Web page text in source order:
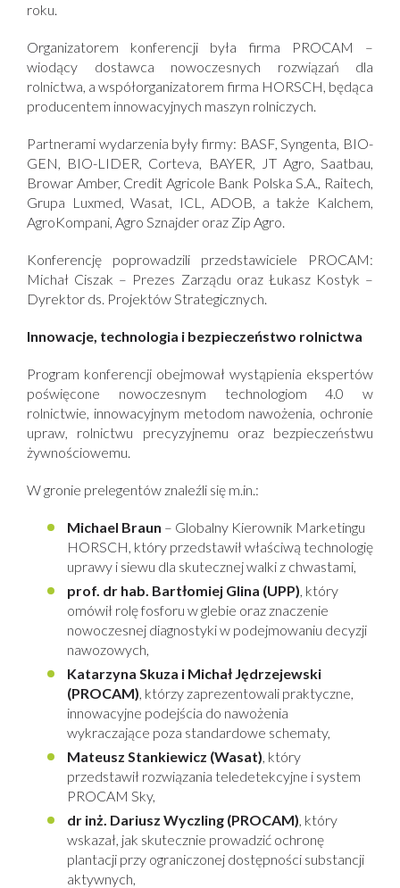
roku.
Organizatorem konferencji była firma PROCAM –
wiodący dostawca nowoczesnych rozwiązań dla
rolnictwa, a współorganizatorem firma HORSCH, będąca
producentem innowacyjnych maszyn rolniczych.
Partnerami wydarzenia były firmy: BASF, Syngenta, BIO-
GEN, BIO-LIDER, Corteva, BAYER, JT Agro, Saatbau,
Browar Amber, Credit Agricole Bank Polska S.A., Raitech,
Grupa Luxmed, Wasat, ICL, ADOB, a także Kalchem,
AgroKompani, Agro Sznajder oraz Zip Agro.
Konferencję poprowadzili przedstawiciele PROCAM:
Michał Ciszak – Prezes Zarządu oraz Łukasz Kostyk –
Dyrektor ds. Projektów Strategicznych.
Innowacje, technologia i bezpieczeństwo rolnictwa
Program konferencji obejmował wystąpienia ekspertów
poświęcone nowoczesnym technologiom 4.0 w
rolnictwie, innowacyjnym metodom nawożenia, ochronie
upraw, rolnictwu precyzyjnemu oraz bezpieczeństwu
żywnościowemu.
W gronie prelegentów znaleźli się m.in.:
Michael Braun – Globalny Kierownik Marketingu
HORSCH, który przedstawił właściwą technologię
uprawy i siewu dla skutecznej walki z chwastami,
prof. dr hab. Bartłomiej Glina (UPP), który
omówił rolę fosforu w glebie oraz znaczenie
nowoczesnej diagnostyki w podejmowaniu decyzji
nawozowych,
Katarzyna Skuza i Michał Jędrzejewski
(PROCAM), którzy zaprezentowali praktyczne,
innowacyjne podejścia do nawożenia
wykraczające poza standardowe schematy,
Mateusz Stankiewicz (Wasat), który
przedstawił rozwiązania teledetekcyjne i system
PROCAM Sky,
dr inż. Dariusz Wyczling (PROCAM), który
wskazał, jak skutecznie prowadzić ochronę
plantacji przy ograniczonej dostępności substancji
aktywnych,